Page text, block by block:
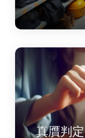
Warning:
/home/
content/
widgets/
" >
京東物